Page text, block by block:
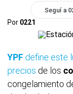
Seguí a
Por 0221
YPF define este
precios de los
congelamiento